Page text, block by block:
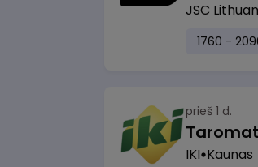
JSC
1760 -
prieš 1 d.
IKI Kaunas